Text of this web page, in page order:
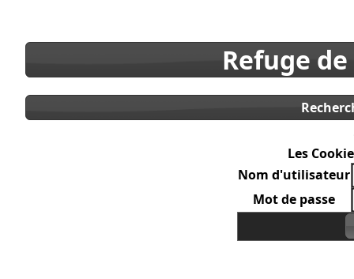
Refuge
Les
Nom d'utilisateur
Mot de passe